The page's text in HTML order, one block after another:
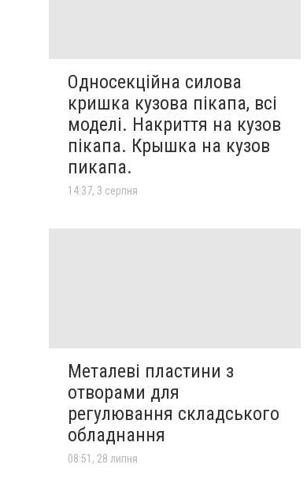
Односекційна силова
кришка кузова пікапа, всі
моделі. Накриття на кузов
пікапа. Крышка на кузов
пикапа.
14:37, 3 серпня
Металеві пластини з
отворами для
регулювання складського
обладнання
08:51, 28 липня